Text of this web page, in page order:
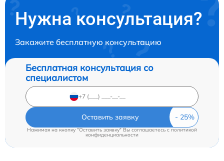
Нужна консультация?
Закажите бесплатную консультацию
Бесплатная консультация со
специалистом
Оставить заявку
Нажимая на кнопку "Оставить заявку" Вы соглашаетесь cполитикой
конфиденциальности